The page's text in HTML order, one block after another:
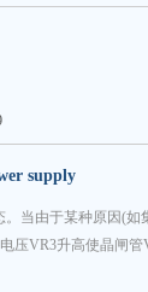
supply
当由于某种原因(
压VR3升高使晶闸